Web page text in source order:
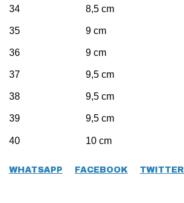
34 8,5 cm
35 9 cm
36 9 cm
37 9,5 cm
38 9,5 cm
39 9,5 cm
40 10 cm
WHATSAPP FACEBOOK TWITTER